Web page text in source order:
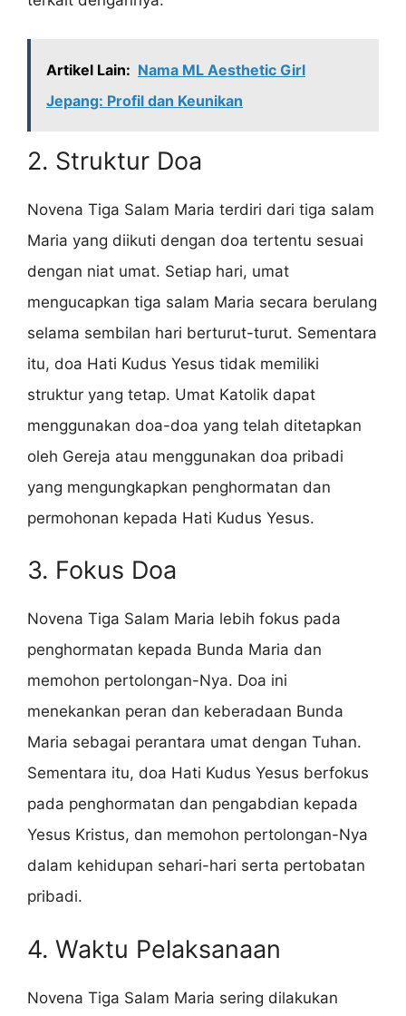
Artikel Lain: Nama ML Aesthetic Girl
Jepang: Profil dan Keunikan
2. Struktur Doa
Novena Tiga Salam Maria terdiri dari tiga salam
Maria yang diikuti dengan doa tertentu sesuai
dengan niat umat. Setiap hari, umat
mengucapkan tiga salam Maria secara berulang
selama sembilan hari berturut-turut. Sementara
itu, doa Hati Kudus Yesus tidak memiliki
struktur yang tetap. Umat Katolik dapat
menggunakan doa-doa yang telah ditetapkan
oleh Gereja atau menggunakan doa pribadi
yang mengungkapkan penghormatan dan
permohonan kepada Hati Kudus Yesus.
3. Fokus Doa
Novena Tiga Salam Maria lebih fokus pada
penghormatan kepada Bunda Maria dan
memohon pertolongan-Nya. Doa ini
menekankan peran dan keberadaan Bunda
Maria sebagai perantara umat dengan Tuhan.
Sementara itu, doa Hati Kudus Yesus berfokus
pada penghormatan dan pengabdian kepada
Yesus Kristus, dan memohon pertolongan-Nya
dalam kehidupan sehari-hari serta pertobatan
pribadi.
4. Waktu Pelaksanaan
Novena Tiga Salam Maria sering dilakukan